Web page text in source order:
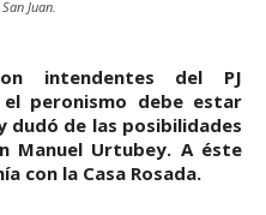
Juan.
intendentes del PJ
peronismo debe estar
dudó de las posibilidades
Manuel Urtubey. A éste
con la Casa Rosada.